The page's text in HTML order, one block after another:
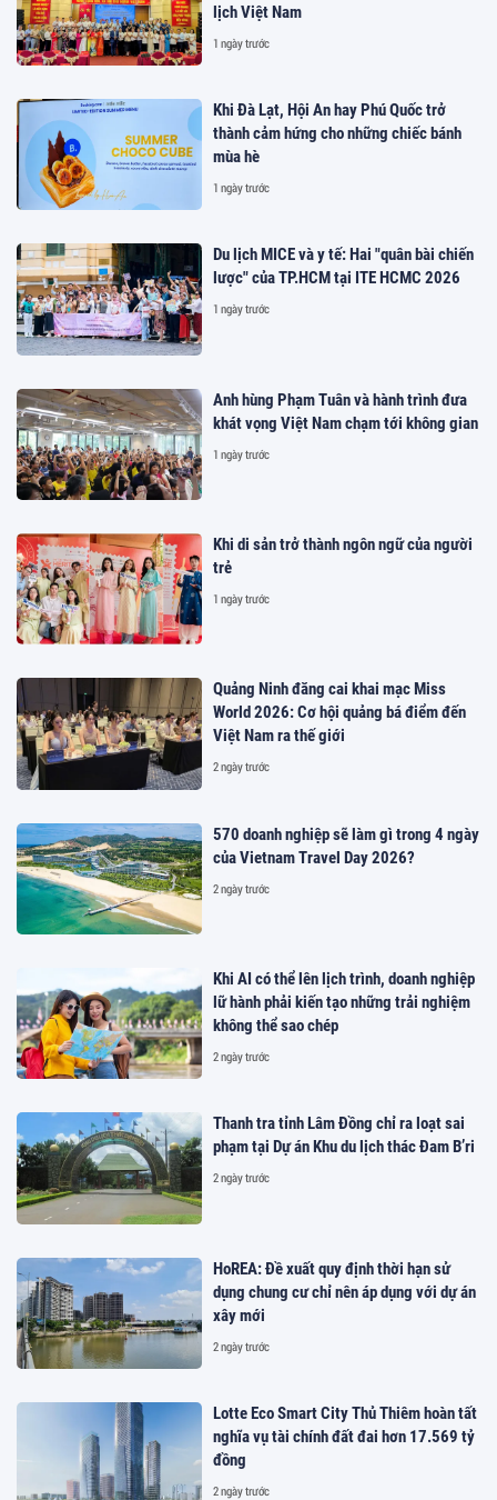
lịch Việt Nam
1 ngày trước
Khi Đà Lạt, Hội An hay Phú Quốc trở
thành cảm hứng cho những chiếc bánh
mùa hè
1 ngày trước
Du lịch MICE và y tế: Hai "quân bài chiến
lược" của TP.HCM tại ITE HCMC 2026
1 ngày trước
Anh hùng Phạm Tuân và hành trình đưa
khát vọng Việt Nam chạm tới không gian
1 ngày trước
Khi di sản trở thành ngôn ngữ của người
trẻ
1 ngày trước
Quảng Ninh đăng cai khai mạc Miss
World 2026: Cơ hội quảng bá điểm đến
Việt Nam ra thế giới
2 ngày trước
570 doanh nghiệp sẽ làm gì trong 4 ngày
của Vietnam Travel Day 2026?
2 ngày trước
Khi AI có thể lên lịch trình, doanh nghiệp
lữ hành phải kiến tạo những trải nghiệm
không thể sao chép
2 ngày trước
Thanh tra tỉnh Lâm Đồng chỉ ra loạt sai
phạm tại Dự án Khu du lịch thác Đam B’ri
2 ngày trước
HoREA: Đề xuất quy định thời hạn sử
dụng chung cư chỉ nên áp dụng với dự án
xây mới
2 ngày trước
Lotte Eco Smart City Thủ Thiêm hoàn tất
nghĩa vụ tài chính đất đai hơn 17.569 tỷ
đồng
2 ngày trước